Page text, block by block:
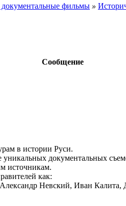
документальные фильмы »
Сообщение
в истории Руси.
документальных
источникам.
как:
Невский, Иван